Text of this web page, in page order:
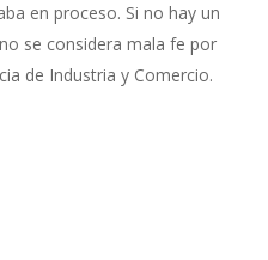
en proceso. Si no hay un
se considera mala fe por
de Industria y Comercio.